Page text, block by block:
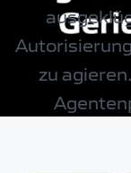
zu